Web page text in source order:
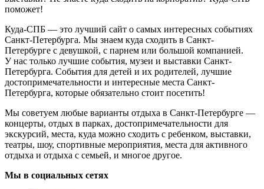
поможет!
Куда-СПБ — это лучший сайт о самых интересных событиях
Санкт-Петербурга. Мы знаем куда сходить в Санкт-
Петербурге с девушкой, с парнем или большой компанией.
У нас только лучшие события, музеи и выставки Санкт-
Петербурга. События для детей и их родителей, лучшие
достопримечательности и интересные места Санкт-
Петербурга, которые обязательно стоит посетить!
Мы советуем любые варианты отдыха в Санкт-Петербурге —
концерты, отдых в парках, достопримечательности для
экскурсий, места, куда можно сходить с ребенком, выставки,
театры, шоу, спортивные мероприятия, места для активного
отдыха и отдыха с семьей, и многое другое.
Мы в социальных сетях